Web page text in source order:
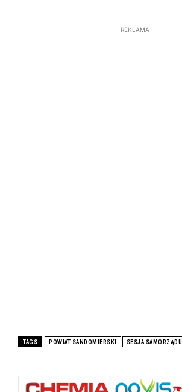
REKLAMA
TAGS POWIAT SANDOMIERSKI SESJA SAMORZĄDU